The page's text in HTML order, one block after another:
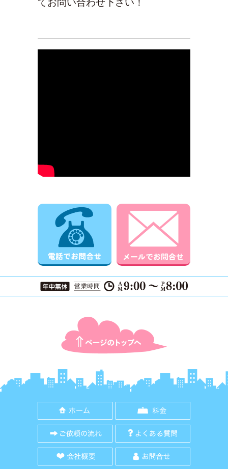
てお問い合わせ下さい！
電話でお問合せ
ご依頼の流れ
会社概要